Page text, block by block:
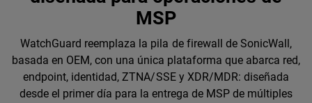
MSP
WatchGuard reemplaza la pila de firewall de SonicWall,
basada en OEM, con una única plataforma que abarca red,
endpoint, identidad, ZTNA/SSE y XDR/MDR: diseñada
desde el primer día para la entrega de MSP de múltiples